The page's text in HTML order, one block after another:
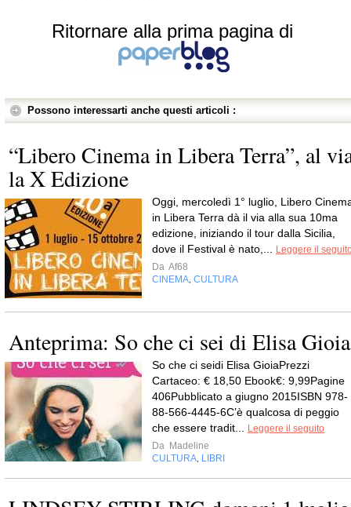
Ritornare alla prima pagina di
Possono interessarti anche questi articoli :
“Libero Cinema in Libera Terra”, al
la X Edizione
Oggi, mercoledì 1° luglio, Libero
in Libera Terra dà il via alla sua 10ma
edizione, iniziando il tour dalla Sicilia,
dove il Festival è nato,... Leggere il
Da Af68
CINEMA, CULTURA
Anteprima: So che ci sei di Elisa Gioia
So che ci seidi Elisa GioiaPrezzi
Cartaceo: € 18,50 Ebook€: 9,99Pagine
406Pubblicato a giugno 2015ISBN 978-
88-566-4445-6C’è qualcosa di peggio
che essere tradit... Leggere il seguito
Da Madeline
CULTURA, LIBRI